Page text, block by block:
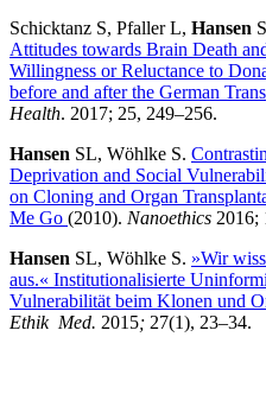
Schicktanz S, Pfaller L, Hansen
Attitudes towards Brain Death
Willingness or Reluctance to
before and after the German
Health. 2017; 25, 249–256.
Hansen SL, Wöhlke S.
Deprivation and Social
on Cloning and Organ
Me Go (2010). Nanoethics 2016;
Hansen SL, Wöhlke S. »Wir
aus.« Institutionalisierte
Vulnerabilität beim Klonen und
Ethik Med. 2015; 27(1), 23–34.